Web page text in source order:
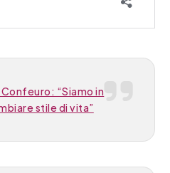
“Siamo in
stile di vita”